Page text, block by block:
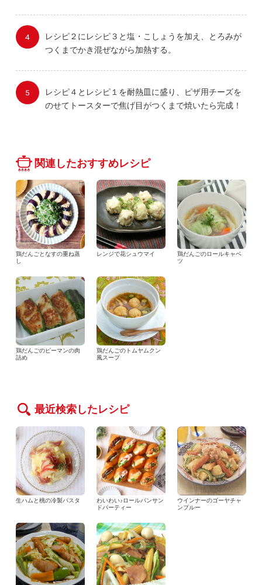
レシピ２にレシピ３と塩・こしょうを加え、とろみが
つくまでかき混ぜながら加熱する。
レシピ４とレシピ１を耐熱皿に盛り、ピザ用チーズを
のせてトースターで焦げ目がつくまで焼いたら完成！
関連したおすすめレシピ
鶏だんごとなすの重ね蒸
し
レンジで花シュウマイ
鶏だんごのロールキャベ
ツ
鶏だんごのピーマンの肉
詰め
鶏だんごのトムヤムクン
風スープ
最近検索したレシピ
生ハムと桃の冷製パスタ
わいわい♪ロールパンサン
ドパーティー
ウインナーのゴーヤチャ
ンプルー